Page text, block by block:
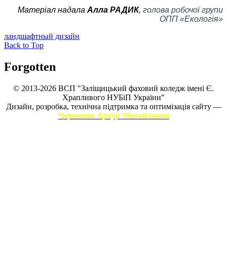
Матеріал надала Алла РАДИК, голова робочої групи
ОПП «Екологія»
ландшафтный дизайн
Back to Top
Forgotten
© 2013-2026 ВСП "Заліщицький фаховий коледж імені Є.
Храпливого НУБіП України"
Дизайн, розробка, технічна підтримка та оптимізація сайту —
Червоняк Артур Михайлович